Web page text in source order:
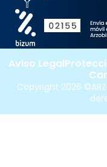
Copyright 2026
Aviso Legal